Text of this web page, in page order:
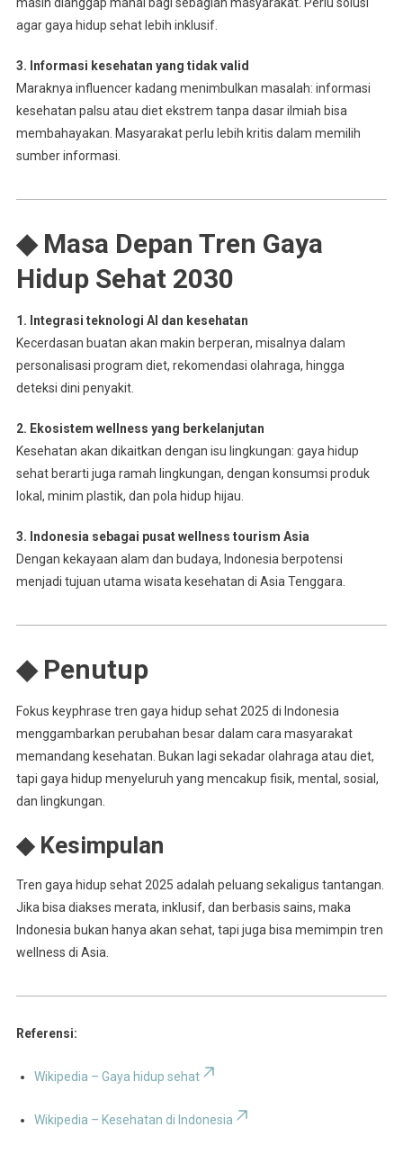
masih dianggap mahal bagi sebagian masyarakat. Perlu solusi
agar gaya hidup sehat lebih inklusif.
3. Informasi kesehatan yang tidak valid
Maraknya influencer kadang menimbulkan masalah: informasi
kesehatan palsu atau diet ekstrem tanpa dasar ilmiah bisa
membahayakan. Masyarakat perlu lebih kritis dalam memilih
sumber informasi.
◆ Masa Depan Tren Gaya
Hidup Sehat 2030
1. Integrasi teknologi AI dan kesehatan
Kecerdasan buatan akan makin berperan, misalnya dalam
personalisasi program diet, rekomendasi olahraga, hingga
deteksi dini penyakit.
2. Ekosistem wellness yang berkelanjutan
Kesehatan akan dikaitkan dengan isu lingkungan: gaya hidup
sehat berarti juga ramah lingkungan, dengan konsumsi produk
lokal, minim plastik, dan pola hidup hijau.
3. Indonesia sebagai pusat wellness tourism Asia
Dengan kekayaan alam dan budaya, Indonesia berpotensi
menjadi tujuan utama wisata kesehatan di Asia Tenggara.
◆ Penutup
Fokus keyphrase tren gaya hidup sehat 2025 di Indonesia
menggambarkan perubahan besar dalam cara masyarakat
memandang kesehatan. Bukan lagi sekadar olahraga atau diet,
tapi gaya hidup menyeluruh yang mencakup fisik, mental, sosial,
dan lingkungan.
◆ Kesimpulan
Tren gaya hidup sehat 2025 adalah peluang sekaligus tantangan.
Jika bisa diakses merata, inklusif, dan berbasis sains, maka
Indonesia bukan hanya akan sehat, tapi juga bisa memimpin tren
wellness di Asia.
Referensi:
Wikipedia – Gaya hidup sehat
Wikipedia – Kesehatan di Indonesia